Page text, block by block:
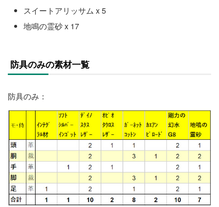
スイートアリッサム x 5
地鳴の霊砂 x 17
防具のみの素材一覧
防具のみ：